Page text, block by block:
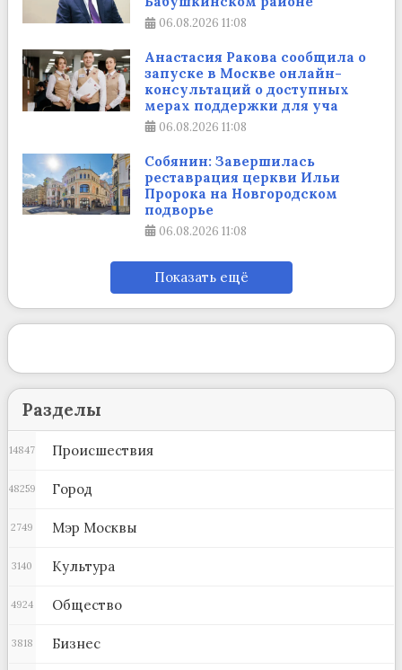
06.08.2026 11:08
Анастасия Ракова сообщила о
запуске в Москве онлайн-
консультаций о доступных
мерах поддержки для уча
06.08.2026 11:08
Собянин: Завершилась
реставрация церкви Ильи
Пророка на Новгородском
подворье
06.08.2026 11:08
Показать ещё
Разделы
Происшествия
14847
Город
48259
Мэр Москвы
2749
Культура
3140
Общество
4924
Бизнес
3818